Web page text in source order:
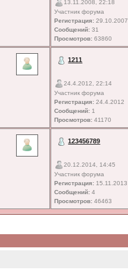
13.11.2008, 22:18
Участник форума
Регистрация: 29.10.2007
Сообщений: 31
Просмотров: 63860
1211
24.4.2012, 22:14
Участник форума
Регистрация: 24.4.2012
Сообщений: 1
Просмотров: 41170
123456789
20.12.2014, 14:45
Участник форума
Регистрация: 15.11.2013
Сообщений: 4
Просмотров: 46463